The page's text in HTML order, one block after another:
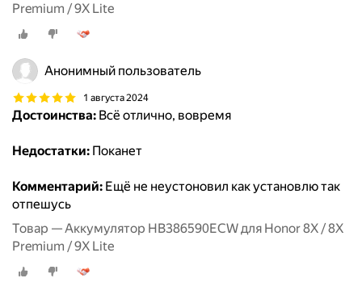
Premium / 9X Lite
Анонимный пользователь
1 августа 2024
Достоинства: Всё отлично, вовремя
Недостатки: Поканет
Комментарий: Ещё не неустоновил как установлю так
отпешусь
Товар — Аккумулятор HB386590ECW для Honor 8X / 8X
Premium / 9X Lite